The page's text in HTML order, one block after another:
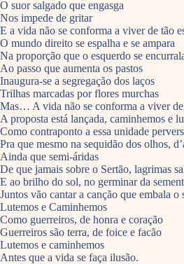
O suor salgado que engasga
Nos impede de gritar
E a vida não se conforma a viver de tão
O mundo direito se espalha e se ampara
Na proporção que o esquerdo se
Ao passo que aumenta os pastos
Inaugura-se a segregação dos laços
Trilhas marcadas por flores murchas
Mas… A vida não se conforma a viver de
A proposta está lançada, caminhemos e
Como contraponto a essa unidade
Pra que mesmo na sequidão dos olhos,
Ainda que semi-áridas
De que jamais sobre o Sertão, lagrimas
E ao brilho do sol, no germinar da
Juntos vão cantar a canção que embala o
Lutemos e Caminhemos
Como guerreiros, de honra e coração
Guerreiros são terra, de foice e facão
Lutemos e caminhemos
Antes que a vida se faça ilusão.